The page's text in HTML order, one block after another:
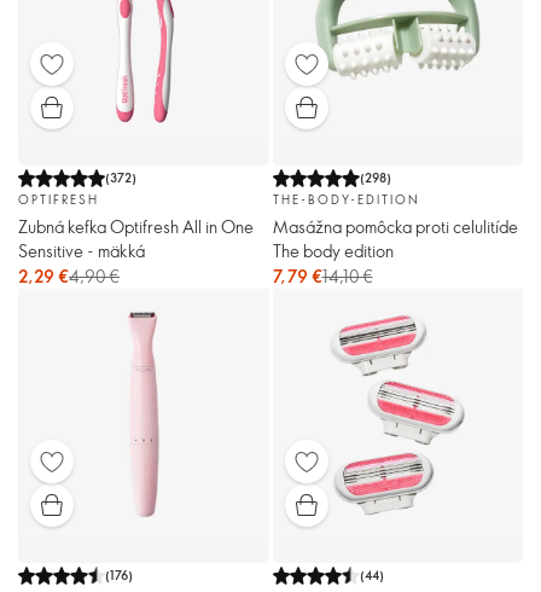
(372)
OPTIFRESH
Zubná kefka Optifresh All in One
Sensitive - mäkká
2,29 €4,90 €
(298)
THE-BODY-EDITION
Masážna pomôcka proti celulitíde
The body edition
7,79 €14,10 €
(176) (44)